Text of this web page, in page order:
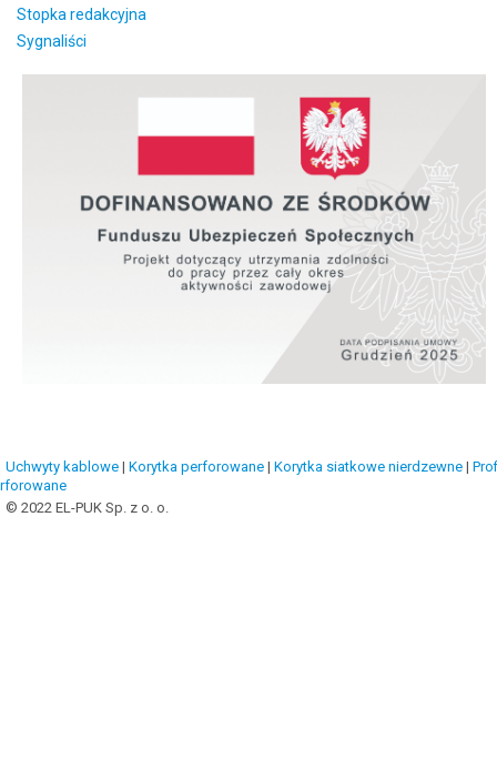
Stopka redakcyjna
Sygnaliści
Uchwyty kablowe | Korytka perforowane | Korytka siatkowe nierdzewne |
© 2022 EL-PUK Sp. z o. o.